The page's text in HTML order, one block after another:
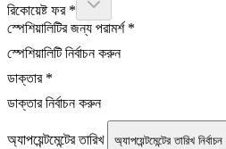
রিকোয়েষ্ট ফর *
স্পেশিয়ালিটির জন্য পরামর্শ *
স্পেশিয়ালিটি নির্বাচন করুন
ডাক্তার *
ডাক্তার নির্বাচন করুন
অ্যাপয়েন্টমেন্টের তারিখ অ্যাপয়েন্টমেন্টের তারিখ